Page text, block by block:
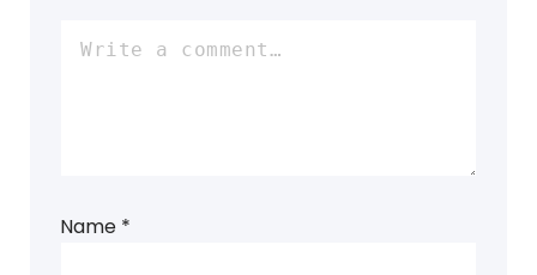
Name *